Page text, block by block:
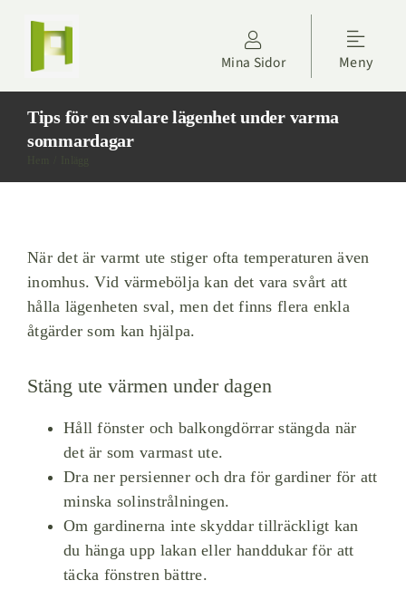
innehållet
Mina Sidor
Toggle
Nyheter
Projektdagbok
Sök lägenhet
Meny
Tips för en svalare lägenhet under varma
sommardagar
När det är varmt ute stiger ofta temperaturen även
inomhus. Vid värmebölja kan det vara svårt att
hålla lägenheten sval, men det finns flera enkla
åtgärder som kan hjälpa.
Stäng ute värmen under dagen
Håll fönster och balkongdörrar stängda när
det är som varmast ute.
Dra ner persienner och dra för gardiner för att
minska solinstrålningen.
Om gardinerna inte skyddar tillräckligt kan
du hänga upp lakan eller handdukar för att
täcka fönstren bättre.